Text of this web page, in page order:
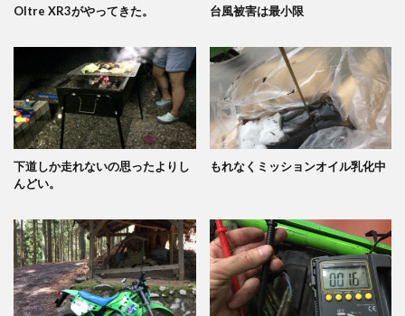
Oltre XR3がやってきた。 台風被害は最小限
下道しか走れないの思ったよりし
んどい。
もれなくミッションオイル乳化中